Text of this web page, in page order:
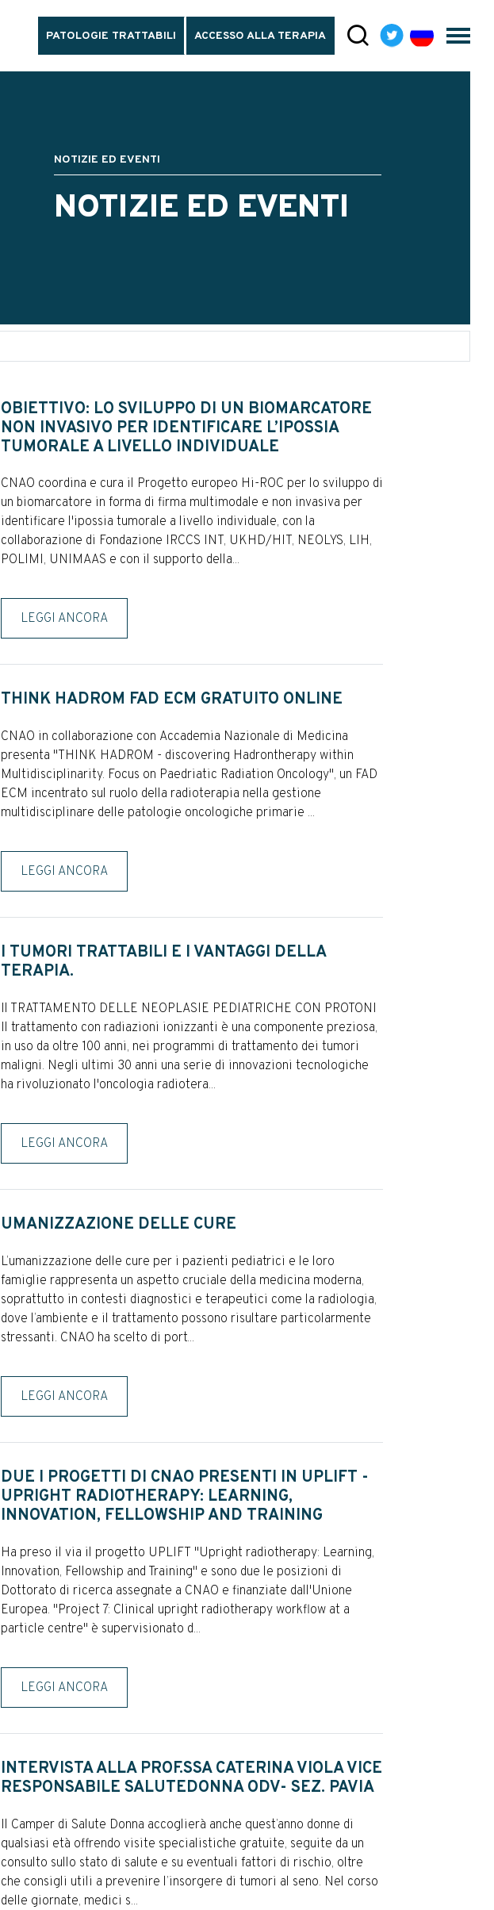
PATOLOGIE TRATTABILI ACCESSO ALLA TERAPIA
NOTIZIE ED EVENTI
NOTIZIE ED EVENTI
OBIETTIVO: LO SVILUPPO DI UN BIOMARCATORE
NON INVASIVO PER IDENTIFICARE L’IPOSSIA
TUMORALE A LIVELLO INDIVIDUALE
CNAO coordina e cura il Progetto europeo Hi-ROC per lo sviluppo di
un biomarcatore in forma di firma multimodale e non invasiva per
identificare l'ipossia tumorale a livello individuale, con la
collaborazione di Fondazione IRCCS INT, UKHD/HIT, NEOLYS, LIH,
POLIMI, UNIMAAS e con il supporto della...
LEGGI ANCORA
THINK HADROM FAD ECM GRATUITO ONLINE
CNAO in collaborazione con Accademia Nazionale di Medicina
presenta "THINK HADROM - discovering Hadrontherapy within
Multidisciplinarity. Focus on Paedriatic Radiation Oncology", un FAD
ECM incentrato sul ruolo della radioterapia nella gestione
multidisciplinare delle patologie oncologiche primarie ...
LEGGI ANCORA
I TUMORI TRATTABILI E I VANTAGGI DELLA
TERAPIA.
Il TRATTAMENTO DELLE NEOPLASIE PEDIATRICHE CON PROTONI
Il trattamento con radiazioni ionizzanti è una componente preziosa,
in uso da oltre 100 anni, nei programmi di trattamento dei tumori
maligni. Negli ultimi 30 anni una serie di innovazioni tecnologiche
ha rivoluzionato l'oncologia radiotera...
LEGGI ANCORA
UMANIZZAZIONE DELLE CURE
L’umanizzazione delle cure per i pazienti pediatrici e le loro
famiglie rappresenta un aspetto cruciale della medicina moderna,
soprattutto in contesti diagnostici e terapeutici come la radiologia,
dove l’ambiente e il trattamento possono risultare particolarmente
stressanti. CNAO ha scelto di port...
LEGGI ANCORA
DUE I PROGETTI DI CNAO PRESENTI IN UPLIFT -
UPRIGHT RADIOTHERAPY: LEARNING,
INNOVATION, FELLOWSHIP AND TRAINING
Ha preso il via il progetto UPLIFT "Upright radiotherapy: Learning,
Innovation, Fellowship and Training" e sono due le posizioni di
Dottorato di ricerca assegnate a CNAO e finanziate dall'Unione
Europea. "Project 7: Clinical upright radiotherapy workflow at a
particle centre" è supervisionato d...
LEGGI ANCORA
INTERVISTA ALLA PROF.SSA CATERINA VIOLA VICE
RESPONSABILE SALUTEDONNA ODV- SEZ. PAVIA
Il Camper di Salute Donna accoglierà anche quest’anno donne di
qualsiasi età offrendo visite specialistiche gratuite, seguite da un
consulto sullo stato di salute e su eventuali fattori di rischio, oltre
che consigli utili a prevenire l’insorgere di tumori al seno. Nel corso
delle giornate, medici s...